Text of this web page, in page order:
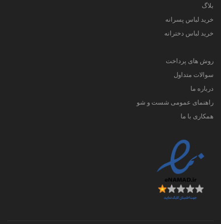
بلاگ
خرید لباس پسرانه
خرید لباس دخترانه
روش های پرداخت
سوالات متداول
درباره ما
راهنمای عمومی شست و شو
همکاری با ما